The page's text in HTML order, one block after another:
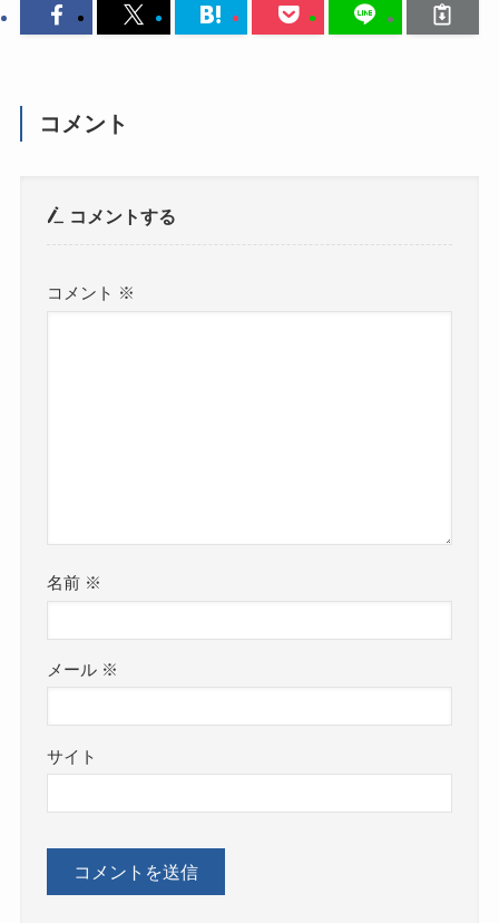
コメント
コメントする
コメント ※
名前 ※
メール ※
サイト